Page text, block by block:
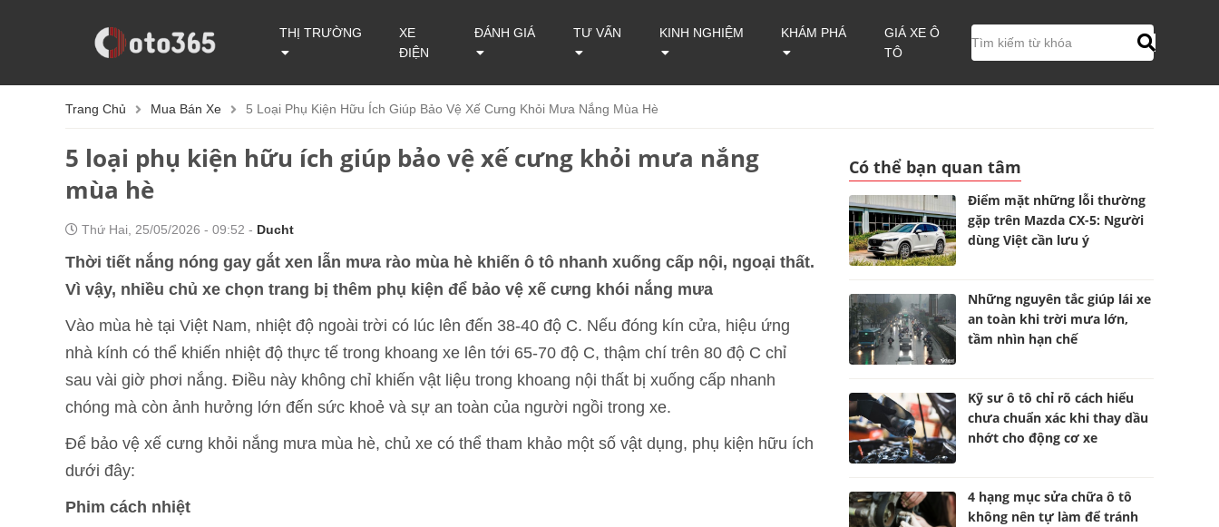
THỊ TRƯỜNG
XE
ĐIỆN
ĐÁNH GIÁ TƯ VẤN KINH NGHIỆM KHÁM PHÁ
GIÁ XE Ô
TÔ
Trang Chủ Mua Bán Xe 5 Loại Phụ Kiện Hữu Ích Giúp Bảo Vệ Xế Cưng Khỏi Mưa Nắng Mùa Hè
5 loại phụ kiện hữu ích giúp bảo vệ xế cưng khỏi mưa nắng
mùa hè
Thứ Hai, 25/05/2026 - 09:52 - Ducht
Thời tiết nắng nóng gay gắt xen lẫn mưa rào mùa hè khiến ô tô nhanh xuống cấp nội, ngoại thất.
Vì vậy, nhiều chủ xe chọn trang bị thêm phụ kiện để bảo vệ xế cưng khói nắng mưa
Vào mùa hè tại Việt Nam, nhiệt độ ngoài trời có lúc lên đến 38-40 độ C. Nếu đóng kín cửa, hiệu ứng
nhà kính có thể khiến nhiệt độ thực tế trong khoang xe lên tới 65-70 độ C, thậm chí trên 80 độ C chỉ
sau vài giờ phơi nắng. Điều này không chỉ khiến vật liệu trong khoang nội thất bị xuống cấp nhanh
chóng mà còn ảnh hưởng lớn đến sức khoẻ và sự an toàn của người ngồi trong xe.
Để bảo vệ xế cưng khỏi nắng mưa mùa hè, chủ xe có thể tham khảo một số vật dụng, phụ kiện hữu ích
dưới đây:
Phim cách nhiệt
Có thể bạn quan tâm
Điểm mặt những lỗi thường
gặp trên Mazda CX-5: Người
dùng Việt cần lưu ý
Những nguyên tắc giúp lái xe
an toàn khi trời mưa lớn,
tầm nhìn hạn chế
Kỹ sư ô tô chỉ rõ cách hiểu
chưa chuẩn xác khi thay dầu
nhớt cho động cơ xe
4 hạng mục sửa chữa ô tô
không nên tự làm để tránh